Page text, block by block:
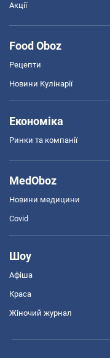
Акції
Food Oboz
Рецепти
Новини Кулінарії
Економіка
Ринки та компанії
MedOboz
Новини медицини
Covid
Шоу
Афіша
Краса
Жіночий журнал